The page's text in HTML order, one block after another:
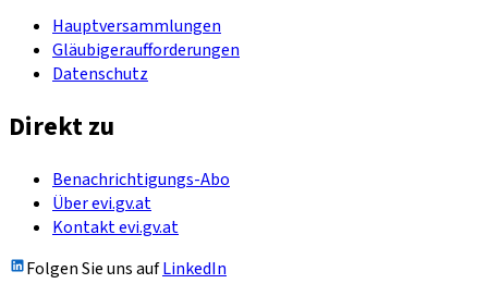
Hauptversammlungen
Gläubigeraufforderungen
Datenschutz
Direkt zu
Benachrichtigungs-Abo
Über evi.gv.at
Kontakt evi.gv.at
Folgen Sie uns aufLinkedIn